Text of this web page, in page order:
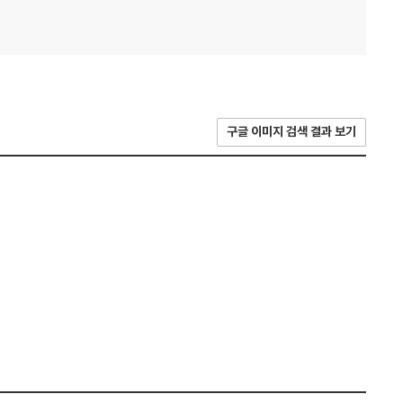
구글 이미지 검색 결과 보기